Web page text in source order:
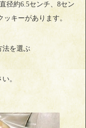
径約6.5センチ、8セン
キーがあります。
法を選ぶ
。